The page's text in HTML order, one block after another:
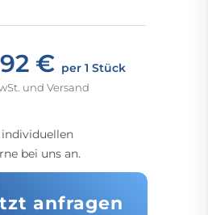
€ per 1 Stück
und Versand
individuellen
bei uns an.
anfragen